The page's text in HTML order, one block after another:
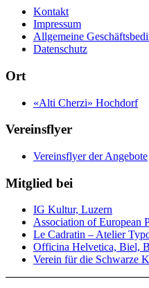
Kontakt
Impressum
Allgemeine
Datenschutz
Ort
«Alti Cherzi» Hochdorf
Vereinsflyer
Vereinsflyer der Angebote
Mitglied bei
IG Kultur, Luzern
Association of European
Le Cadratin – Atelier
Officina Helvetica, Biel,
Verein für die Schwarze